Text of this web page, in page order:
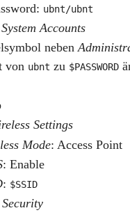
ubnt/ubnt
System Accounts
neben
von ubnt zu $PASSWORD
Settings
Mode: Access Point
: Enable
: $SSID
Security